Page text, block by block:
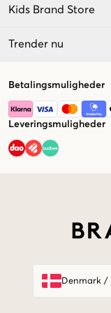
Kids Brand Store
Trender nu
Betalingsmuligheder
Leveringsmuligheder
Denmark/